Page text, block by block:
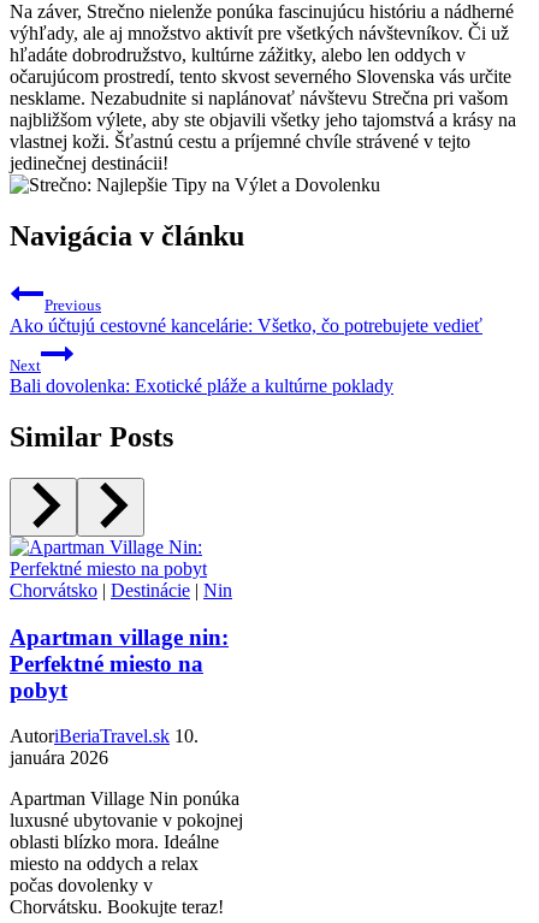
Na záver, Strečno nielenže ponúka fascinujúcu históriu a nádherné
výhľady, ale aj množstvo aktivít pre všetkých návštevníkov. Či už
hľadáte dobrodružstvo, kultúrne zážitky, alebo len oddych v
očarujúcom prostredí, tento skvost severného Slovenska vás určite
nesklame. Nezabudnite si naplánovať návštevu Strečna pri vašom
najbližšom výlete, aby ste objavili všetky jeho tajomstvá a krásy na
vlastnej koži. Šťastnú cestu a príjemné chvíle strávené v tejto
jedinečnej destinácii!
Navigácia v článku
Previous
Ako účtujú cestovné kancelárie: Všetko, čo potrebujete vedieť
Next
Bali dovolenka: Exotické pláže a kultúrne poklady
Similar Posts
Chorvátsko | Destinácie | Nin
Apartman village nin:
Perfektné miesto na
pobyt
AutoriBeriaTravel.sk 10.
januára 2026
Apartman Village Nin ponúka
luxusné ubytovanie v pokojnej
oblasti blízko mora. Ideálne
miesto na oddych a relax
počas dovolenky v
Chorvátsku. Bookujte teraz!